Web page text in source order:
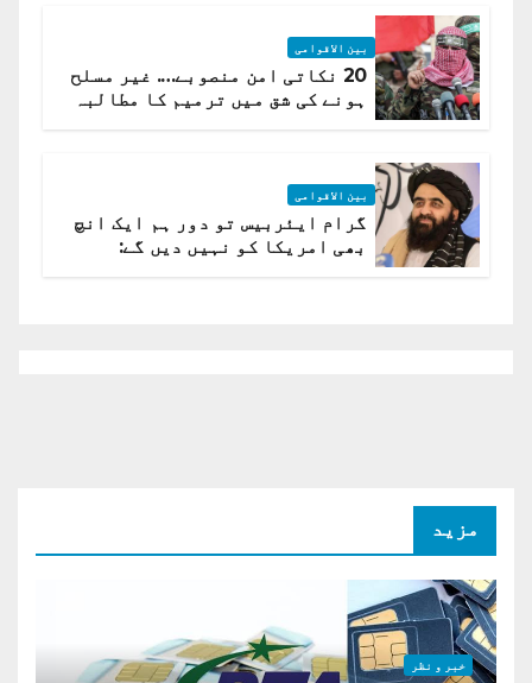
بین الاقوامی
20 نکاتی امن منصوبے…. غیر مسلح
ہونے کی شق میں ترمیم کا مطالبہ
بین الاقوامی
گرام ایئربیس تو دور ہم ایک انچ
بھی امریکا کو نہیں دیں گے:
مزید
خبر و نظر